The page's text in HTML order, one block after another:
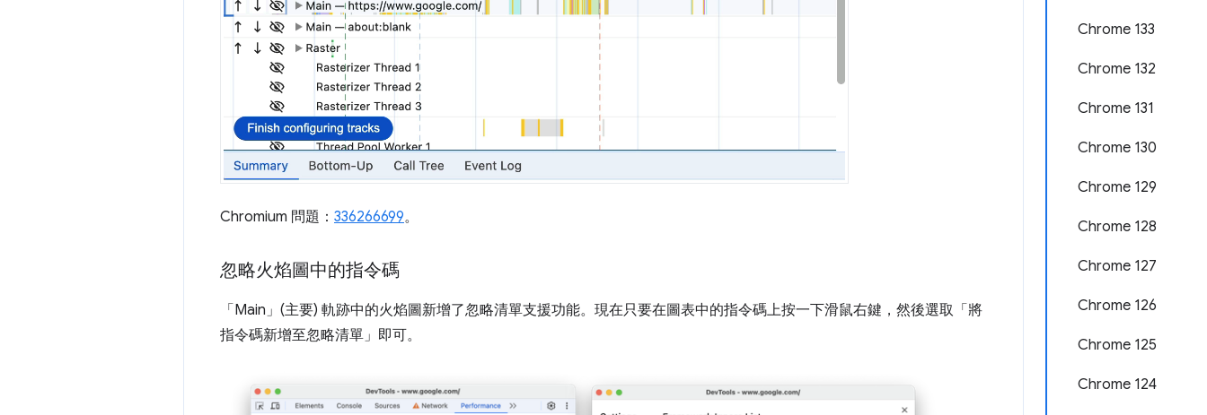
Chrome 133
Chrome 132
Chrome 131
Chrome 130
Chrome 129
Chrome 128
Chrome 127
Chrome 126
Chrome 125
Chrome 124
Chromium 問題： 336266699。
忽略火焰圖中的指令碼
「Main」(主要) 軌跡中的火焰圖新增了忽略清單支援功能。現在只要在圖表中的指令碼上按一下滑鼠右鍵，然後選取「將
指令碼新增至忽略清單」 即可。